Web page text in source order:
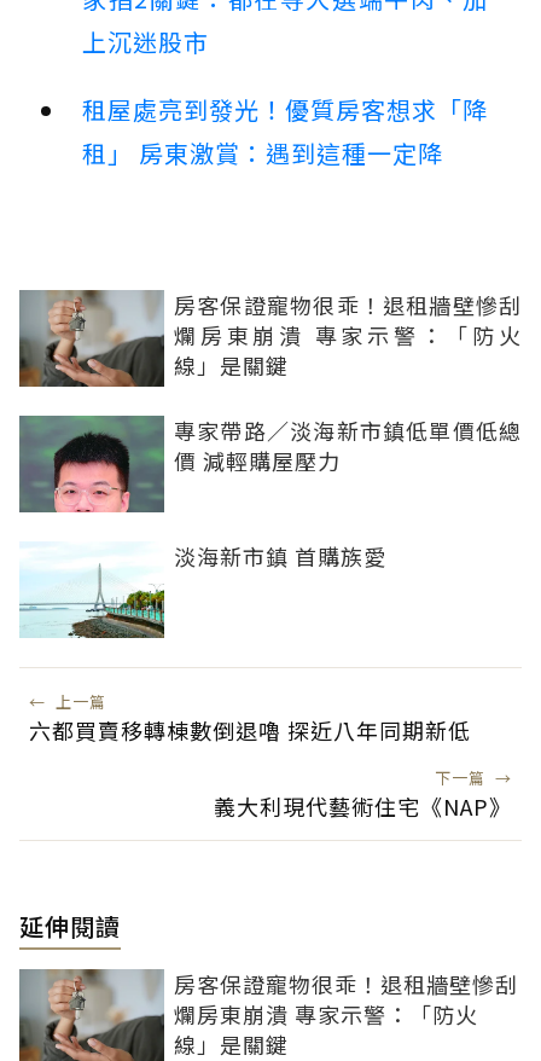
上沉迷股市
租屋處亮到發光！優質房客想求「降
租」 房東激賞：遇到這種一定降
房客保證寵物很乖！退租牆壁慘刮
爛房東崩潰 專家示警：「防火
線」是關鍵
專家帶路／淡海新市鎮低單價低總
價 減輕購屋壓力
淡海新市鎮 首購族愛
← 上一篇
六都買賣移轉棟數倒退嚕 探近八年同期新低
下一篇 →
義大利現代藝術住宅《NAP》
延伸閱讀
房客保證寵物很乖！退租牆壁慘刮
爛房東崩潰 專家示警：「防火
線」是關鍵